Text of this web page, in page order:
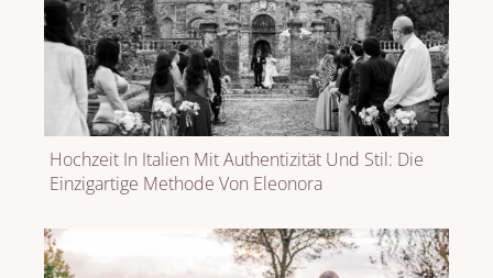
Hochzeit In Italien Mit Authentizität Und Stil: Die
Einzigartige Methode Von Eleonora